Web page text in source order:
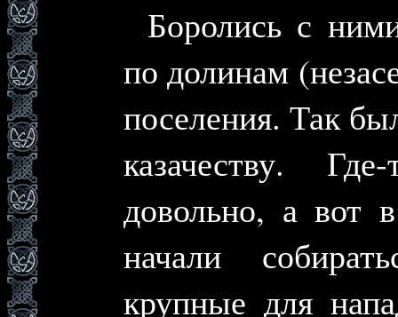
Боролись с
по долинам
поселения. Так
казачеству.
довольно, а вот
начали
крупные для